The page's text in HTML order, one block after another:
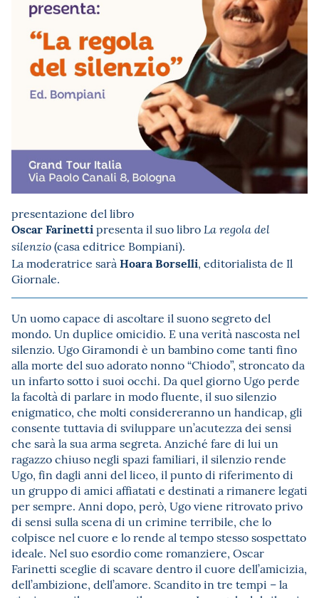
presentazione del libro
Oscar Farinettipresenta il suo libroLa regola del
silenzio(casa editrice Bompiani).
La moderatrice sarà Hoara Borselli, editorialista de Il
Giornale.
Un uomo capace di ascoltare il suono segreto del
mondo. Un duplice omicidio. E una verità nascosta nel
silenzio. Ugo Giramondi è un bambino come tanti fino
alla morte del suo adorato nonno “Chiodo”, stroncato da
un infarto sotto i suoi occhi. Da quel giorno Ugo perde
la facoltà di parlare in modo fluente, il suo silenzio
enigmatico, che molti considereranno un handicap, gli
consente tuttavia di sviluppare un’acutezza dei sensi
che sarà la sua arma segreta. Anziché fare di lui un
ragazzo chiuso negli spazi familiari, il silenzio rende
Ugo, fin dagli anni del liceo, il punto di riferimento di
un gruppo di amici affiatati e destinati a rimanere legati
per sempre. Anni dopo, però, Ugo viene ritrovato privo
di sensi sulla scena di un crimine terribile, che lo
colpisce nel cuore e lo rende al tempo stesso sospettato
ideale. Nel suo esordio come romanziere, Oscar
Farinetti sceglie di scavare dentro il cuore dell’amicizia,
dell’ambizione, dell’amore. Scandito in tre tempi – la